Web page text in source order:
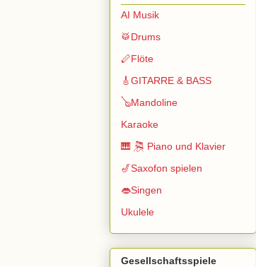
AI Musik
🥁Drums
🪈Flöte
🎸GITARRE & BASS
🪕Mandoline
Karaoke
🎹 🎘 Piano und Klavier
🎷Saxofon spielen
👄Singen
Ukulele
Gesellschaftsspiele